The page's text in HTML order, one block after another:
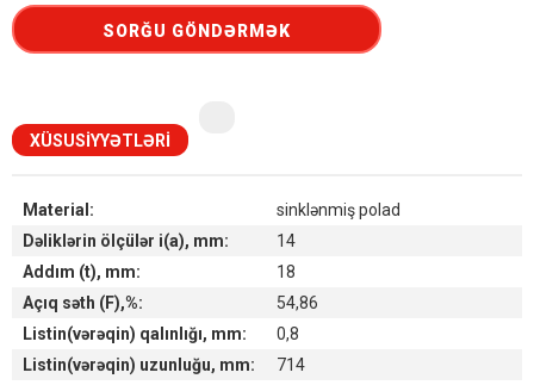
SORĞU GÖNDƏRMƏK
XÜSUSIYYƏTLƏRI
Material:
sinklənmiş polad
Dəliklərin ölçülər i(a), mm:
14
Addım (t), mm:
18
Açıq səth (F),%:
54,86
Listin(vərəqin) qalınlığı, mm:
0,8
Listin(vərəqin) uzunluğu, mm:
714